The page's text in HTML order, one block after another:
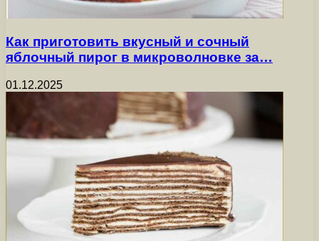
Как приготовить вкусный и сочный
яблочный пирог в микроволновке за…
01.12.2025